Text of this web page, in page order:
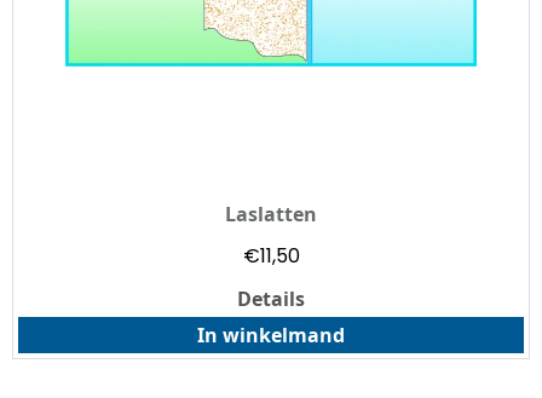
Laslatten
€11,50
Details
In winkelmand